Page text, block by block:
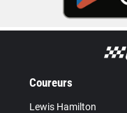
Coureurs
Lewis Hamilton